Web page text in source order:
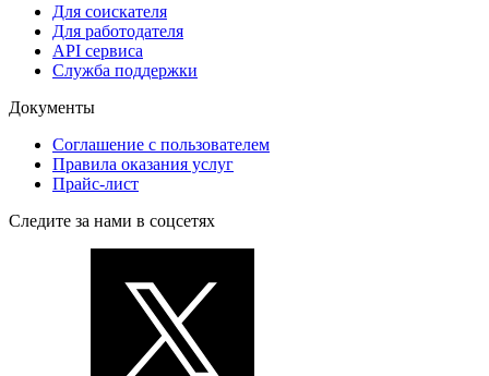
Для соискателя
Для работодателя
API сервиса
Служба поддержки
Документы
Соглашение с пользователем
Правила оказания услуг
Прайс-лист
Следите за нами в соцсетях